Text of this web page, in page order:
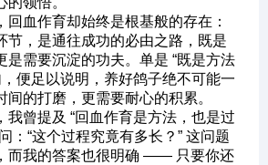
回血作育却始终是根基般的存在：
节，是通往成功的必由之路，既是
是需要沉淀的功夫。单是 “既是方法
，便足以说明，养好鸽子绝不可能一
间的打磨，更需要耐心的积累。
我曾提及 “回血作育是方法，也是过
：“这个过程究竟有多长？” 这问题
而我的答案也很明确 —— 只要你还